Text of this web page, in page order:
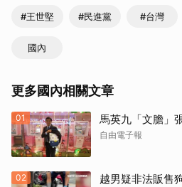
#王世堅 #民進黨 #台灣
國內
更多國內相關文章
01 馬英九「文膽」
自由電子報
02
越男疑非法販售